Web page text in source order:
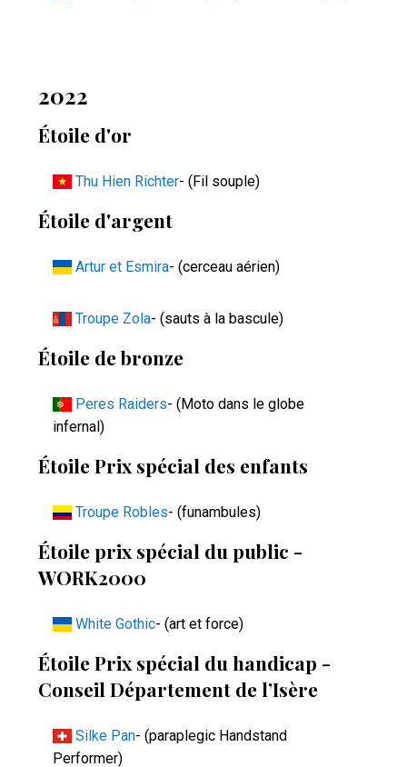
2022
Étoile d'or
Thu Hien Richter- (Fil souple)
Étoile d'argent
Artur et Esmira- (cerceau aérien)
Troupe Zola- (sauts à la bascule)
Étoile de bronze
Peres Raiders- (Moto dans le globe
infernal)
Étoile Prix spécial des enfants
Troupe Robles- (funambules)
Étoile prix spécial du public -
WORK2000
White Gothic- (art et force)
Étoile Prix spécial du handicap -
Conseil Département de l’Isère
Silke Pan- (paraplegic Handstand
Performer)